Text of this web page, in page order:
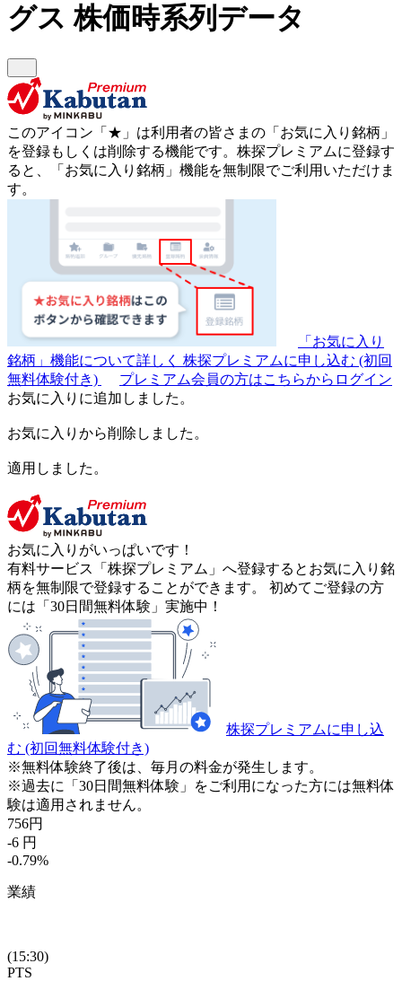
グス株価時系列データ
このアイコン 「★」 は利用者の皆さまの 「お気に入り銘柄」
を登録もしくは削除する機能です。 株探プレミアムに登録す
ると、「お気に入り銘柄」機能を無制限でご利用いただけま
す。
「お気に入り
銘柄」機能について詳しく 株探プレミアムに申し込む (初回
無料体験付き)
プレミアム会員の方はこちらからログイン
お気に入りに追加しました。
お気に入りから削除しました。
適用しました。
お気に入りがいっぱいです！
有料サービス「株探プレミアム」へ登録するとお気に入り銘
柄を無制限で登録することができます。 初めてご登録の方
には「30日間無料体験」実施中！
株探プレミアムに申し込
む (初回無料体験付き)
※無料体験終了後は、毎月の料金が発生します。
※過去に「30日間無料体験」をご利用になった方には無料体
験は適用されません。
756円
-6 円
-0.79%
業績
(15:30)
PTS